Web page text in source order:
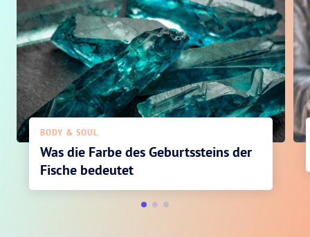
BODY & SOUL
Was die Farbe des Geburtssteins der
Fische bedeutet